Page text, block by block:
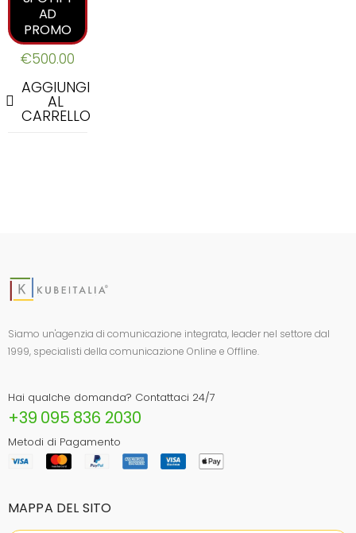
AD
PROMO
€500.00
AGGIUNGI
AL
CARRELLO
Siamo un'agenzia di comunicazione integrata, leader nel settore dal
1999, specialisti della comunicazione Online e Offline.
Hai qualche domanda? Contattaci 24/7
+39 095 836 2030
Metodi di Pagamento
MAPPA DEL SITO